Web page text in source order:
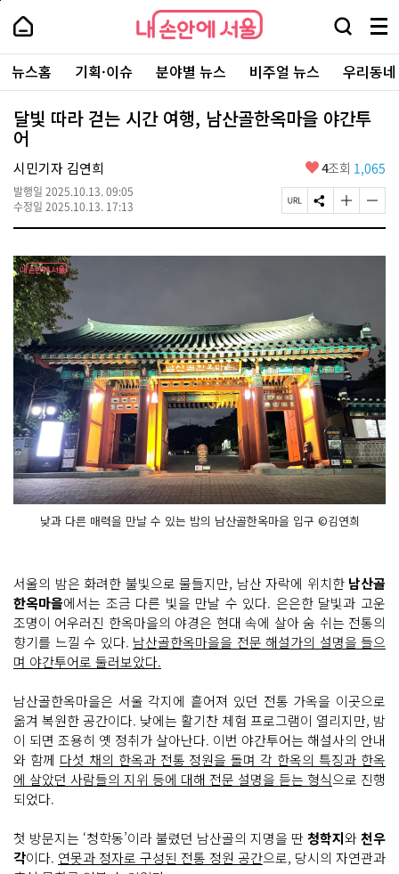
본
로
가
내
손
안
에
서
울
-
서
울
시
대
표
소
통
포
내
손
에
울
검
창
열
기
메
뉴
전
체
보
주
요
서
뉴스홈 기획·이슈 분야별 뉴스 비주얼 뉴스 우리동
달빛 따라 걷는 시간 여행, 남산골한옥마을 야간투
어
시민기자 김연희
발행일 2025.10.13. 09:05
수정일 2025.10.13. 17:13
좋
요
4조회 1,065
페
이
U
사
S
N
공
글
자
기
하
기
글
자
기
기
낮과 다른 매력을 만날 수 있는 밤의 남산골한옥마을 입구 ©김연희
서울의 밤은 화려한 불빛으로 물들지만, 남산 자락에 위치한 남산골
한옥마을에서는 조금 다른 빛을 만날 수 있다. 은은한 달빛과 고운
조명이 어우러진 한옥마을의 야경은 현대 속에 살아 숨 쉬는 전통의
향기를 느낄 수 있다. 남산골한옥마을을 전문 해설가의 설명을 들으
며 야간투어로 둘러보았다.
남산골한옥마을은 서울 각지에 흩어져 있던 전통 가옥을 이곳으로
옮겨 복원한 공간이다. 낮에는 활기찬 체험 프로그램이 열리지만, 밤
이 되면 조용히 옛 정취가 살아난다. 이번 야간투어는 해설사의 안내
와 함께 다섯 채의 한옥과 전통 정원을 돌며 각 한옥의 특징과 한옥
에 살았던 사람들의 지위 등에 대해 전문 설명을 듣는 형식으로 진행
되었다.
첫 방문지는 ‘청학동’이라 불렸던 남산골의 지명을 딴청학지와천우
각이다. 연못과 정자로 구성된 전통 정원 공간으로, 당시의 자연관과
페
상
단
로